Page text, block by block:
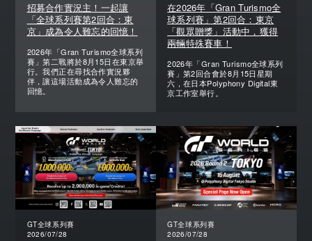
招募合作實況主！一起讓
「全球系列賽第2回合：東
京」成為令人難忘的回憶！
2026年「Gran Turismo全球系列
賽」第二戰將於8月15日在東京舉
行。我們正在尋找合作實況夥
伴，讓這場活動成為令人難忘的
回憶。
在2026年「Gran Turismo全
球系列賽」第2回合：東京
「觀眾贈獎」活動中，獲得
兩輛特殊賽車！
2026年「Gran Turismo全球系列
賽」第2回合會於8月15日星期
六，在日本Polyphony Digital東
京工作室舉行。
GT全球系列賽
2026/07/28
GT全球系列賽
2026/07/28